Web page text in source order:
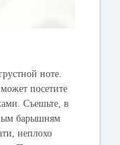
ноте.
посетите
Съешьте, в
барышням
неплохо